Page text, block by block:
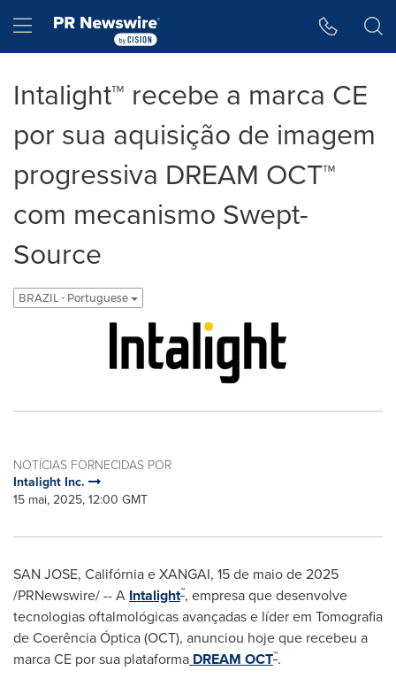
Hamburger menu
Intalight™ recebe a marca CE
por sua aquisição de imagem
progressiva DREAM OCT™
com mecanismo Swept-
Source
BRAZIL - Portuguese
NOTÍCIAS FORNECIDAS POR
Intalight Inc.
15 mai, 2025, 12:00 GMT
SAN JOSE, Califórnia e XANGAI, 15 de maio de 2025
/PRNewswire/ -- A Intalight™, empresa que desenvolve
tecnologias oftalmológicas avançadas e líder em Tomografia
de Coerência Óptica (OCT), anunciou hoje que recebeu a
marca CE por sua plataforma DREAM OCT™.